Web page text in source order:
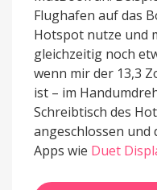
Flughafen auf das
Hotspot nutze und
gleichzeitig noch
wenn mir der 13,3
ist – im
Schreibtisch des
angeschlossen
Apps wie Duet